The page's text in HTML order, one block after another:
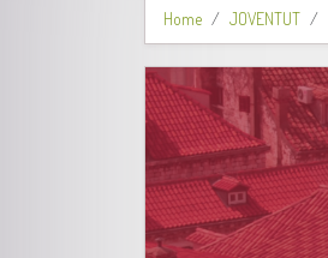
Home JOVENTUT